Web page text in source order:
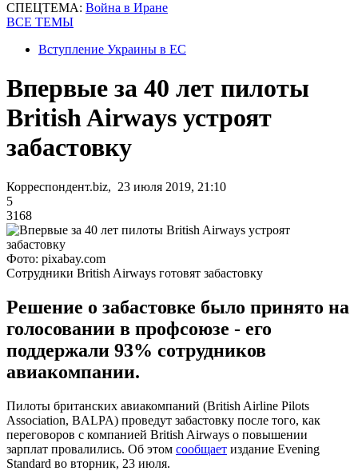
СПЕЦТЕМА: Война в Иране
ВСЕ ТЕМЫ
Вступление Украины в ЕС
Впервые за 40 лет пилоты
British Airways устроят
забастовку
Корреспондент.biz, 23 июля 2019, 21:10
5
3168
Фото: pixabay.com
Сотрудники British Airways готовят забастовку
Решение о забастовке было принято на
голосовании в профсоюзе - его
поддержали 93% сотрудников
авиакомпании.
Пилоты британских авиакомпаний (British Airline Pilots
Association, BALPA) проведут забастовку после того, как
переговоров с компанией British Airways о повышении
зарплат провалились. Об этом сообщает издание Evening
Standard во вторник, 23 июля.